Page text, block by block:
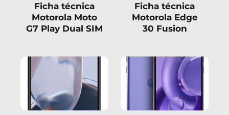
Ficha técnica
Motorola Moto
G7 Play Dual SIM
Ficha técnica
Motorola Edge
30 Fusion